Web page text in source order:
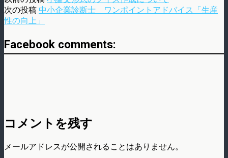
次の投稿 中小企業診断士 ワンポイントアドバイス「生産
性の向上」
Facebook comments:
コメントを残す
メールアドレスが公開されることはありません。